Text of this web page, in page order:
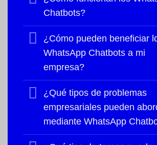
Chatbots?
¿Cómo pueden beneficiar
WhatsApp Chatbots a mi
empresa?
¿Qué tipos de problemas
empresariales pueden
mediante WhatsApp